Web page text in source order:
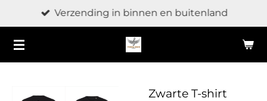
direct
naar
de
Verzending in binnen en buitenland
Zwarte T-shirt